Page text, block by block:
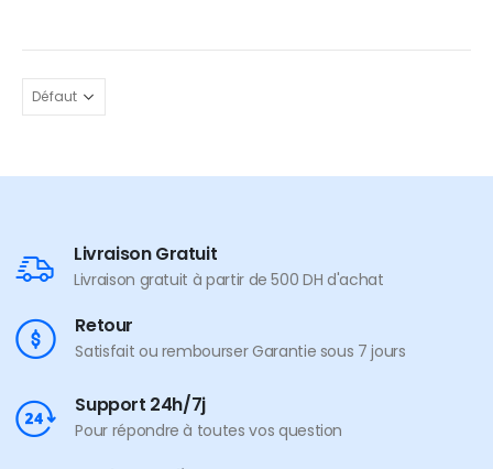
Livraison Gratuit
Livraison gratuit à partir de 500 DH d'achat
Retour
Satisfait ou rembourser Garantie sous 7 jours
Support 24h/7j
Pour répondre à toutes vos question